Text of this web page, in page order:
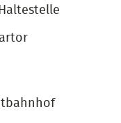
Haltestelle